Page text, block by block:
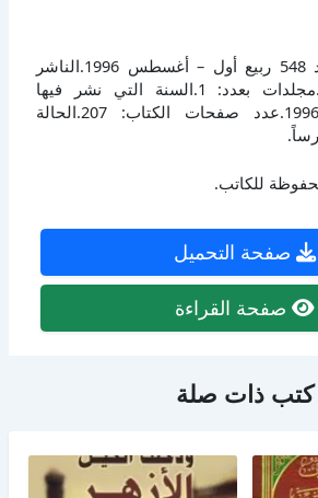
– كتاب الهلال العدد 548 ربيع أول – أغسطس 1996.الناشر
للكتاب: دار الهلال.مجلدات بعدد: 1.السنة التي نشر فيها
الكتاب: 1416 – 1996.عدد صفحات الكتاب: 207.الحالة
للكاتب.
صفحة التحميل
صفحة القراءة
كتب ذات صلة